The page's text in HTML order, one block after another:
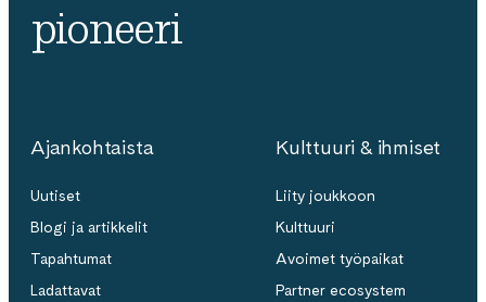
pioneeri
Ajankohtaista
Uutiset
Blogi ja artikkelit
Tapahtumat
Ladattavat
Kulttuuri & ihmiset
Liity joukkoon
Kulttuuri
Avoimet työpaikat
Partner ecosystem